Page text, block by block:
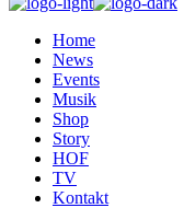
Home
News
Events
Musik
Shop
Story
HOF
TV
Kontakt